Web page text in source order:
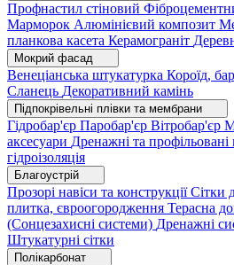
Профнастил стіновий
Марморок Алюмінієвий композит
планкова касета Керамограніт
Мокрий фасад
Венеціанська штукатурка Короїд,
Сланець Декоративний камінь
Підпокрівельні плівки та мембрани
Гідробар'єр Паробар'єр Вітробар'єр
аксесуари Дренажні та
гідроізоляція
Благоустрій
Прозорі навіси та конструкціїСітки
плитка, євроогородження Терасна
(Сонцезахисні системи) Дренажні
Штукатурні сітки
Полікарбонат